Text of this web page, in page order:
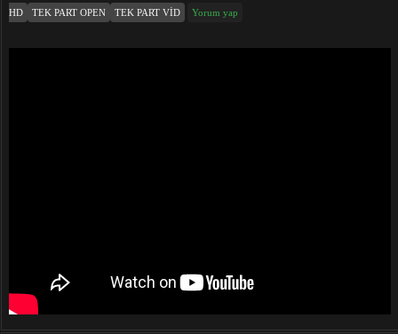
HD TEK PART OPEN TEK PART VID Yorum yap